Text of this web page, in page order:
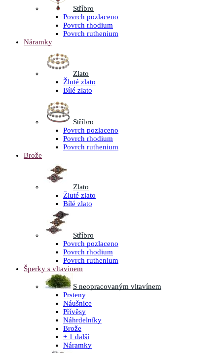
Stříbro
Povrch pozlaceno
Povrch rhodium
Povrch ruthenium
Náramky
Zlato
Žluté zlato
Bílé zlato
Stříbro
Povrch pozlaceno
Povrch rhodium
Povrch ruthenium
Brože
Zlato
Žluté zlato
Bílé zlato
Stříbro
Povrch pozlaceno
Povrch rhodium
Povrch ruthenium
Šperky s vltavínem
S neopracovaným vltavínem
Prsteny
Náušnice
Přívěsy
Náhrdelníky
Brože
+ 1 další
Náramky